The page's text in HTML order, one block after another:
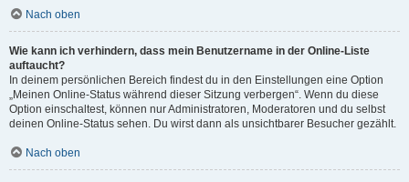
Nach oben
Wie kann ich verhindern, dass mein Benutzername in der Online-Liste
auftaucht?
In deinem persönlichen Bereich findest du in den Einstellungen eine Option
„Meinen Online-Status während dieser Sitzung verbergen“. Wenn du diese
Option einschaltest, können nur Administratoren, Moderatoren und du selbst
deinen Online-Status sehen. Du wirst dann als unsichtbarer Besucher gezählt.
Nach oben